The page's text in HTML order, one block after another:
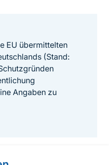
EU übermittelten
(Stand:
Angaben zu